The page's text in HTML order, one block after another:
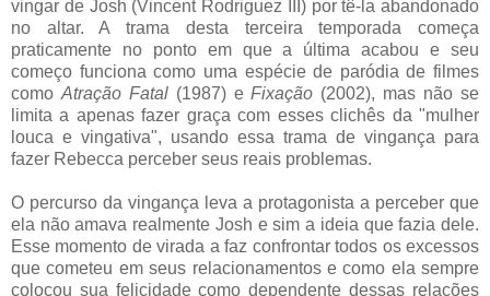
vingar de Josh (Vincent Rodriguez III) por tê-la abandonado
no altar. A trama desta terceira temporada começa
praticamente no ponto em que a última acabou e seu
começo funciona como uma espécie de paródia de filmes
como Atração Fatal (1987) eFixação (2002), mas não se
limita a apenas fazer graça com esses clichês da "mulher
louca e vingativa", usando essa trama de vingança para
fazer Rebecca perceber seus reais problemas.
O percurso da vingança leva a protagonista a perceber que
ela não amava realmente Josh e sim a ideia que fazia dele.
Esse momento de virada a faz confrontar todos os excessos
que cometeu em seus relacionamentos e como ela sempre
colocou sua felicidade como dependente dessas relações